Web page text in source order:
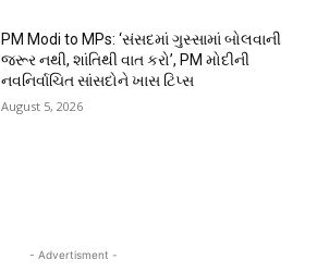
PM Modi to MPs: ‘સંસદમાં ગુસ્સામાં બોલવાની
જરૂર નથી, શાંતિથી વાત કરો’, PM મોદીની
નવનિર્વાચિત સાંસદોને ખાસ ટિપ્સ
August 5, 2026
- Advertisment -